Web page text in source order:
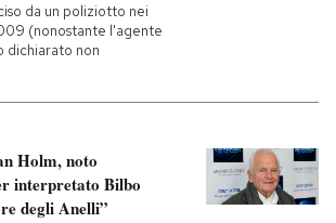
da un poliziotto nei
(nonostante l'agente
dichiarato non
Holm, noto
interpretato Bilbo
degli Anelli”